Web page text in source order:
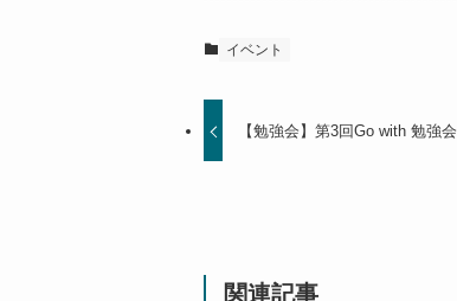
イベント
【勉強会】第3回Go with 勉強会
関連記事